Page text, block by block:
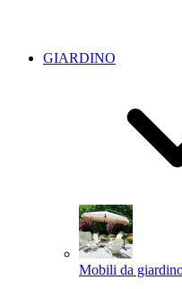
GIARDINO
Mobili da